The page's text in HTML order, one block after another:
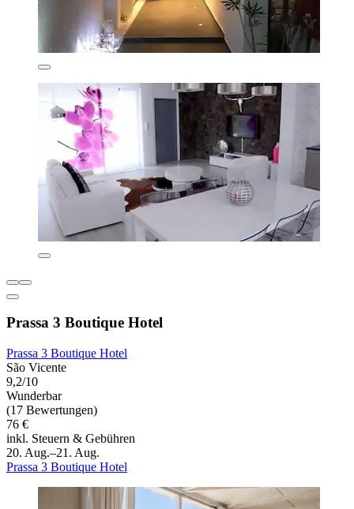
Prassa 3 Boutique Hotel
Prassa 3 Boutique Hotel
São Vicente
9,2/10
Wunderbar
(17 Bewertungen)
76 €
inkl. Steuern & Gebühren
20. Aug.–21. Aug.
Prassa 3 Boutique Hotel